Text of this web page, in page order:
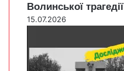
Волинської трагедії
15.07.2026